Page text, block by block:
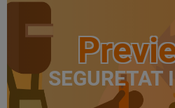
SEGURETAT